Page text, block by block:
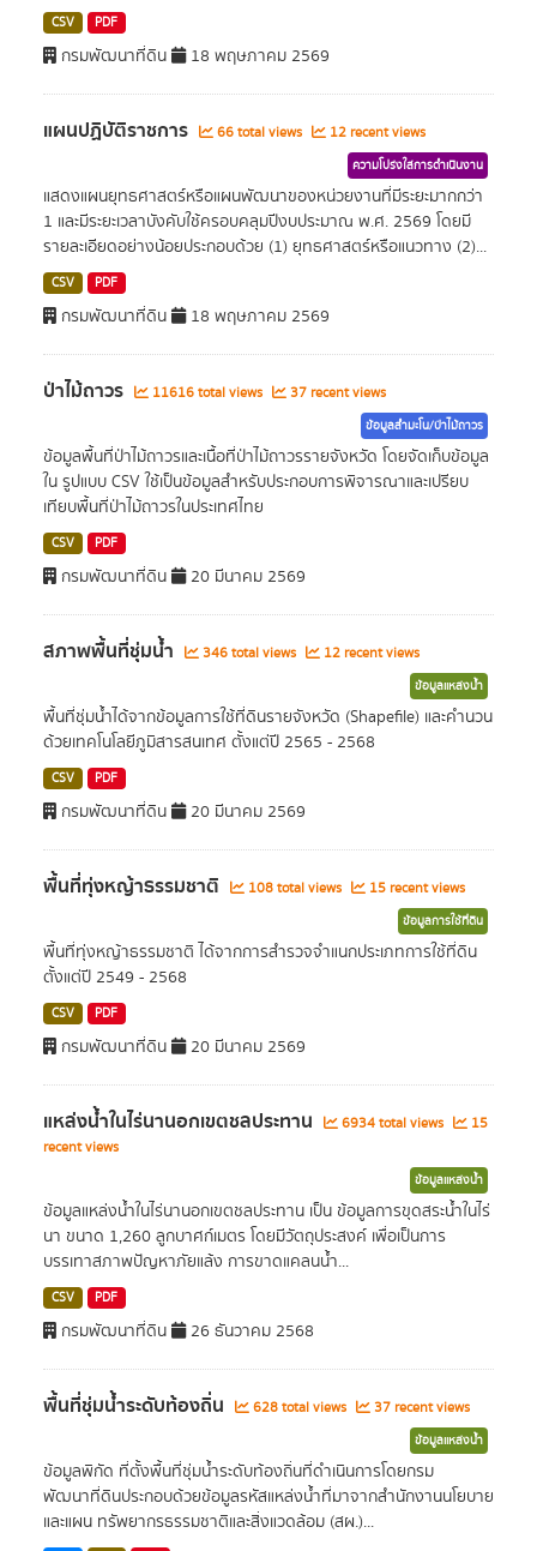
CSV PDF
กรมพัฒนาที่ดิน 18 พฤษภาคม 2569
แผนปฏิบัติราชการ 66 total views 12 recent views
ความโปร่งใสการดำเนินงาน
แสดงแผนยุทธศาสตร์หรือแผนพัฒนาของหน่วยงานที่มีระยะมากกว่า
1 และมีระยะเวลาบังคับใช้ครอบคลุมปีงบประมาณ พ.ศ. 2569 โดยมี
รายละเอียดอย่างน้อยประกอบด้วย (1) ยุทธศาสตร์หรือแนวทาง (2)...
CSV PDF
กรมพัฒนาที่ดิน 18 พฤษภาคม 2569
ป่าไม้ถาวร 11616 total views 37 recent views
ข้อมูลสำมะโน/ป่าไม้ถาวร
ข้อมูลพื้นที่ป่าไม้ถาวรและเนื้อที่ป่าไม้ถาวรรายจังหวัด โดยจัดเก็บข้อมูล
ใน รูปแบบ CSV ใช้เป็นข้อมูลสำหรับประกอบการพิจารณาและเปรียบ
เทียบพื้นที่ป่าไม้ถาวรในประเทศไทย
CSV PDF
กรมพัฒนาที่ดิน 20 มีนาคม 2569
สภาพพื้นที่ชุ่มน้ำ 346 total views 12 recent views
ข้อมูลแหล่งน้ำ
พื้นที่ชุ่มน้ำได้จากข้อมูลการใช้ที่ดินรายจังหวัด (Shapefile) และคำนวน
ด้วยเทคโนโลยีภูมิสารสนเทศ ตั้งแต่ปี 2565 - 2568
CSV PDF
กรมพัฒนาที่ดิน 20 มีนาคม 2569
พื้นที่ทุ่งหญ้าธรรมชาติ 108 total views 15 recent views
ข้อมูลการใช้ที่ดิน
พื้นที่ทุ่งหญ้าธรรมชาติ ได้จากการสำรวจจำแนกประเภทการใช้ที่ดิน
ตั้งแต่ปี 2549 - 2568
CSV PDF
กรมพัฒนาที่ดิน 20 มีนาคม 2569
แหล่งน้ำในไร่นานอกเขตชลประทาน 6934 total views
15
recent views
ข้อมูลแหล่งน้ำ
ข้อมูลแหล่งน้ำในไร่นานอกเขตชลประทาน เป็น ข้อมูลการขุดสระน้ำในไร่
นา ขนาด 1,260 ลูกบาศก์เมตร โดยมีวัตถุประสงค์ เพื่อเป็นการ
บรรเทาสภาพปัญหาภัยแล้ง การขาดแคลนน้ำ...
CSV PDF
กรมพัฒนาที่ดิน 26 ธันวาคม 2568
พื้นที่ชุ่มน้ำระดับท้องถิ่น 628 total views 37 recent views
ข้อมูลแหล่งน้ำ
ข้อมูลพิกัด ที่ตั้งพื้นที่ชุ่มน้ำระดับท้องถิ่นที่ดำเนินการโดยกรม
พัฒนาที่ดินประกอบด้วยข้อมูลรหัสแหล่งน้ำที่มาจากสำนักงานนโยบาย
และแผน ทรัพยากรธรรมชาติและสิ่งแวดล้อม (สผ.)...